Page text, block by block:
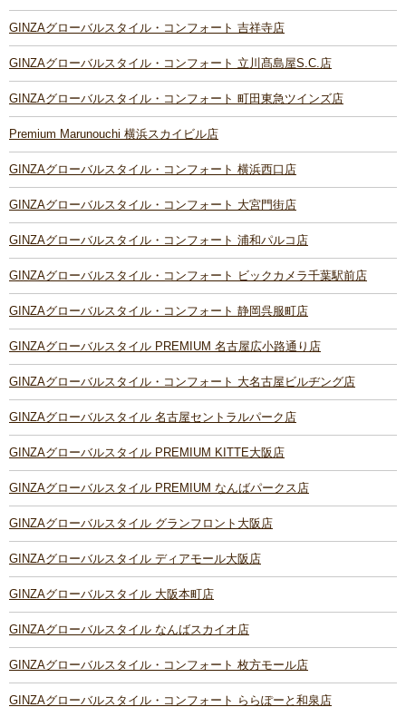
GINZAグローバルスタイル・コンフォート 吉祥寺店
GINZAグローバルスタイル・コンフォート 立川髙島屋S.C.店
GINZAグローバルスタイル・コンフォート 町田東急ツインズ店
Premium Marunouchi 横浜スカイビル店
GINZAグローバルスタイル・コンフォート 横浜西口店
GINZAグローバルスタイル・コンフォート 大宮門街店
GINZAグローバルスタイル・コンフォート 浦和パルコ店
GINZAグローバルスタイル・コンフォート ビックカメラ千葉駅前店
GINZAグローバルスタイル・コンフォート 静岡呉服町店
GINZAグローバルスタイル PREMIUM 名古屋広小路通り店
GINZAグローバルスタイル・コンフォート 大名古屋ビルヂング店
GINZAグローバルスタイル 名古屋セントラルパーク店
GINZAグローバルスタイル PREMIUM KITTE大阪店
GINZAグローバルスタイル PREMIUM なんばパークス店
GINZAグローバルスタイル グランフロント大阪店
GINZAグローバルスタイル ディアモール大阪店
GINZAグローバルスタイル 大阪本町店
GINZAグローバルスタイル なんばスカイオ店
GINZAグローバルスタイル・コンフォート 枚方モール店
GINZAグローバルスタイル・コンフォート ららぽーと和泉店